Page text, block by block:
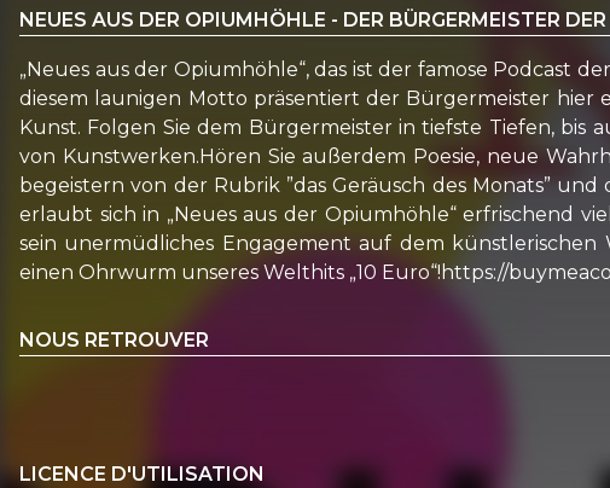
NEUES AUS DER OPIUMHÖHLE - DER BÜRGERMEISTER
„Neues aus der Opiumhöhle“, das ist der famose Podcast
diesem launigen Motto präsentiert der Bürgermeister hier
Kunst. Folgen Sie dem Bürgermeister in tiefste Tiefen,
von Kunstwerken.Hören Sie außerdem Poesie, neue
begeistern von der Rubrik ”das Geräusch des Monats”
erlaubt sich in „Neues aus der Opiumhöhle“ erfrischend
sein unermüdliches Engagement auf dem
einen Ohrwurm unseres Welthits „10 Euro“!https://
NOUS RETROUVER
LICENCE D'UTILISATION